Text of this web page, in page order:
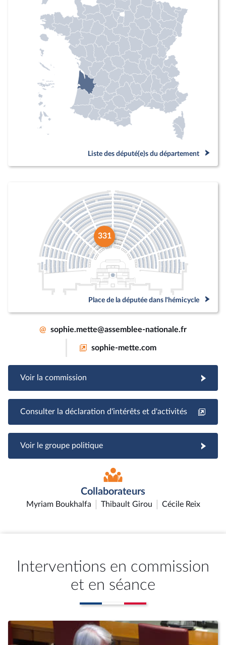
Liste des député(e)s du département
331
Place de la députée dans l'hémicycle
@ sophie.mette@assemblee-nationale.fr
sophie-mette.com
Voir la commission
Consulter la déclaration d'intérêts et d'activités
Voir le groupe politique
Collaborateurs
Myriam Boukhalfa Thibault Girou Cécile Reix
Interventions en commission
et en séance